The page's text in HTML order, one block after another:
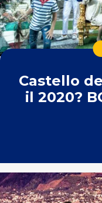
Castello
il 2020?